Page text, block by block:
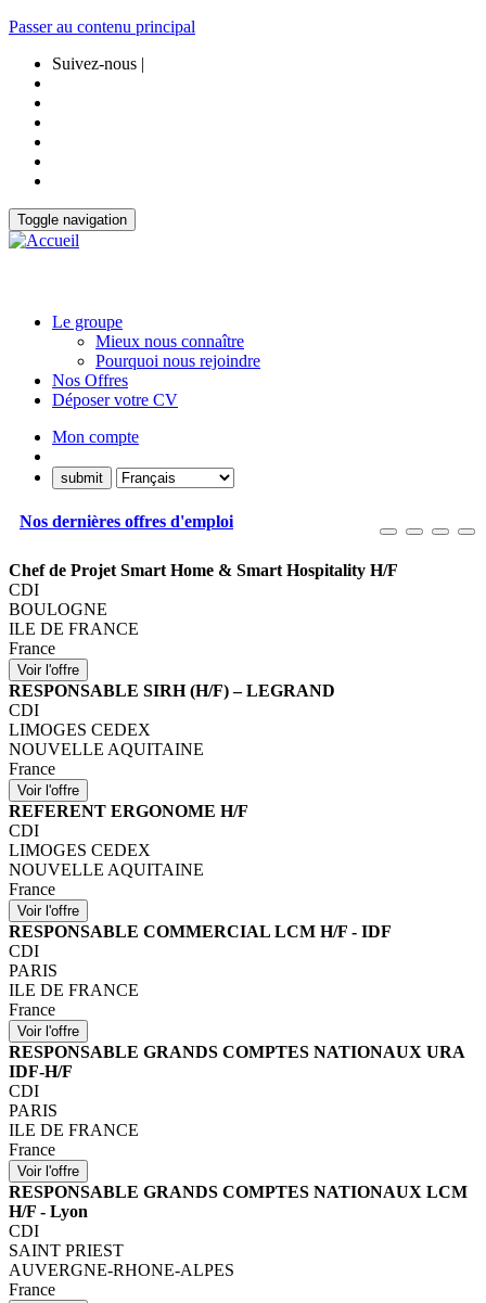
Passer au contenu principal
Suivez-nous |
Toggle navigation
Le groupe
Mieux nous connaître
Pourquoi nous rejoindre
Nos Offres
Déposer votre CV
Mon compte
Nos dernières offres d'emploi
Chef de Projet Smart Home & Smart Hospitality H/F
CDI
BOULOGNE
ILE DE FRANCE
France
RESPONSABLE SIRH (H/F) – LEGRAND
CDI
LIMOGES CEDEX
NOUVELLE AQUITAINE
France
REFERENT ERGONOME H/F
CDI
LIMOGES CEDEX
NOUVELLE AQUITAINE
France
RESPONSABLE COMMERCIAL LCM H/F - IDF
CDI
PARIS
ILE DE FRANCE
France
RESPONSABLE GRANDS COMPTES NATIONAUX URA
IDF-H/F
CDI
PARIS
ILE DE FRANCE
France
RESPONSABLE GRANDS COMPTES NATIONAUX LCM
H/F - Lyon
CDI
SAINT PRIEST
AUVERGNE-RHONE-ALPES
France